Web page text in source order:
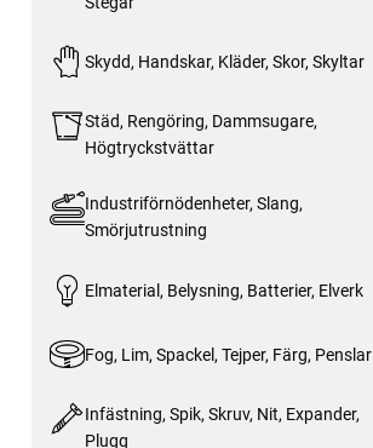
Skydd, Handskar, Kläder, Skor, Skyltar
Städ, Rengöring, Dammsugare,
Högtryckstvättar
Industriförnödenheter, Slang,
Smörjutrustning
Elmaterial, Belysning, Batterier, Elverk
Fog, Lim, Spackel, Tejper, Färg, Penslar
Infästning, Spik, Skruv, Nit, Expander,
Plugg